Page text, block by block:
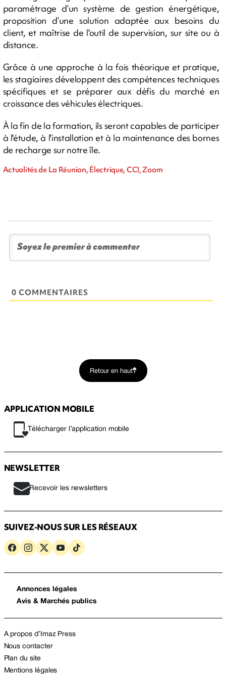
paramétrage d’un système de gestion énergétique,
proposition d’une solution adaptée aux besoins du
client, et maîtrise de l'outil de supervision, sur site ou à
distance.
Grâce à une approche à la fois théorique et pratique,
les stagiaires développent des compétences techniques
spécifiques et se préparer aux défis du marché en
croissance des véhicules électriques.
À la fin de la formation, ils seront capables de participer
à l'étude, à l'installation et à la maintenance des bornes
de recharge sur notre île.
Actualités de La Réunion, Électrique, CCI, Zoom
0 COMMENTAIRES
Retour en haut
APPLICATION MOBILE
Télécharger l’application mobile
NEWSLETTER
Recevoir les newsletters
SUIVEZ-NOUS SUR LES RÉSEAUX
Annonces légales
Avis & Marchés publics
A propos d’Imaz Press
Nous contacter
Plan du site
Mentions légales